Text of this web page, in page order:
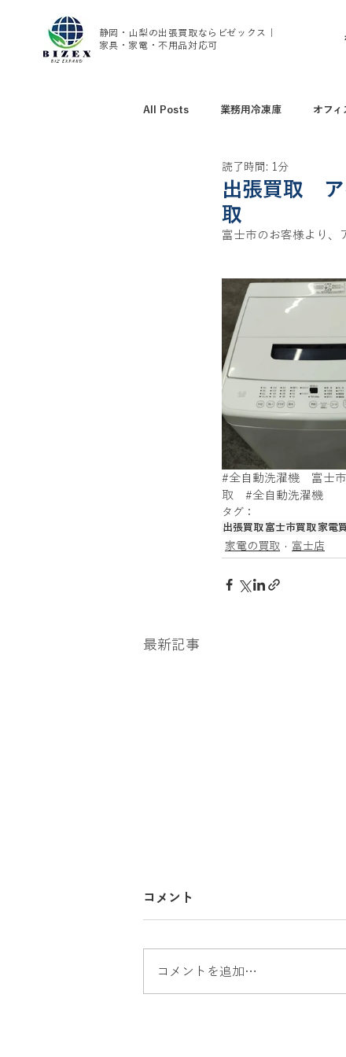
静岡・山梨の出張買取ならビゼックス｜
家具・家電・不用品対応可
All Posts 業務用冷凍庫 オフィ
アウトドア用品買取
腕時計、ブランド時計買取 家
トレーニング用品買取 エアコ
金買取、貴金属買取、アクセサリー
銀貨、記念メダル買取 カーナ
出張買取
取
読了時間: 1分
富士市のお客様より、
#全自動洗濯機 富士
取
#全自動洗濯機
タグ：
出張買取 富士市買取 家電
家電の買取 富士店
最新記事
コメント
コメントを追加…